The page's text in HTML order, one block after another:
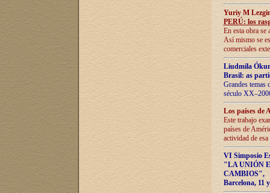
Yuriy M
PERÚ: los
En esta obra se
Así mismo se
comerciales
Liudmila
Brasil: as
Grandes temas
século
Los países de
Este trabajo
países de
actividad de
VI Simposio
"LA UNIÓN
CAMBIOS",
Barcelona, 11